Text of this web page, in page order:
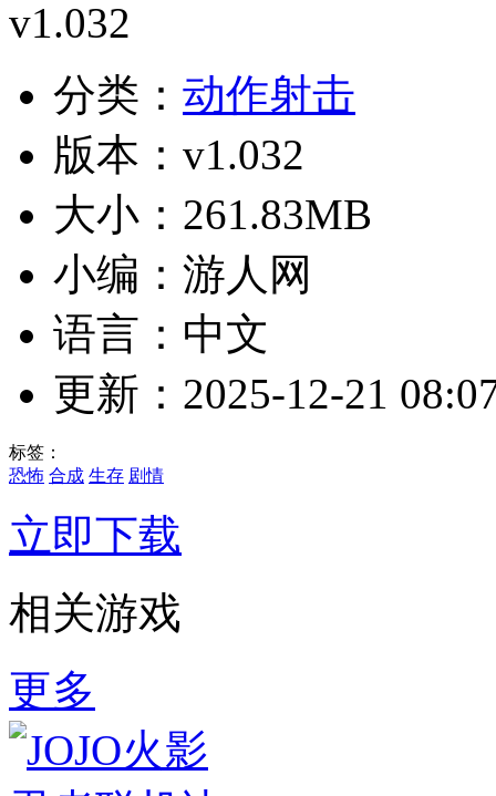
分类： 动作射击
版本：v1.032
大小：261.83MB
小编：游人网
语言：中文
更新：2025-12-21
标签：
恐怖 合成 生存 剧情
立即下载
相关游戏
更多